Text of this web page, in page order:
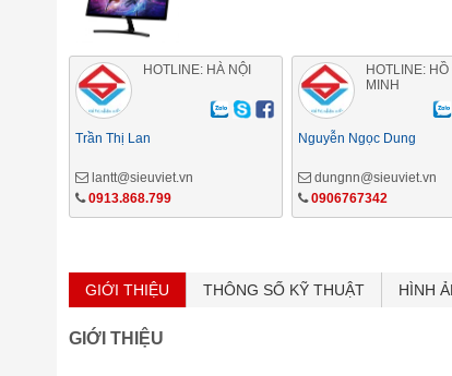
HOTLINE: HÀ NỘI
Trần Thị Lan
lantt@sieuviet.vn
0913.868.799
HOTLINE: HỒ
MINH
Nguyễn Ngọc Dung
dungnn@sieuviet.vn
0906767342
GIỚI THIỆU THÔNG SỐ KỸ THUẬT HÌNH
GIỚI THIỆU